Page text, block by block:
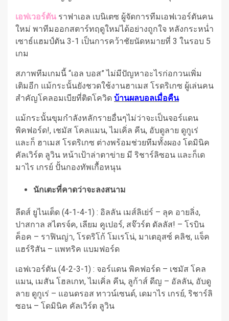
เอฟเวอร์ตัน ราฟาเอล เบนิเตซ ผู้จัดการทีมเอฟเวอร์ตันคน
ใหม่ พาทีมออกสตาร์ทฤดูใหม่ได้อย่างถูกใจ หลังกระหน่ำ
เซาธ์แฮมป์ตัน 3-1 เป็นการคว้าชัยนัดหมายที่ 3 ในรอบ 5
เกม
สภาพทีมเกมนี้ “เอล บอส” ไม่มีปัญหาอะไรก่อกวนเพิ่ม
เติมอีก แม้กระนั้นยังชวดใช้งานฮาเมส โรดริเกซ ผู้เล่นคน
สำคัญโคลอมเบียที่ติดโควิด บ้านผลบอลเมื่อคืน
แม้กระนั้นขุมกำลังหลักรายอื่นๆไม่ว่าจะเป็นจอร์แดน
พิคฟอร์ด!, เชมัส โคลแมน, ไมเคิ่ล คีน, อับดูลาย ดูกูเร่
และก็ ฮาเมส โรดริเกซ ต่างพร้อมช่วยทีมทั้งผอง โดมินิค
คัลเวิร์ต ลูวิน หน้าเป้าล่าตาข่าย มี ริชาร์ลิซอน และก็เด
มาไร เกรย์ ปั้นกองทัพเกื้อหนุน
นักเตะที่คาดว่าจะลงสนาม
ลีดส์ ยูไนเต็ด (4-1-4-1) : อิลลัน เมส์ลิเย่ร์ – ลุค อายลิ่ง,
ปาสกาล สไตรจ์ค, เลียม คูเปอร์, สจ๊วร์ต ดัลลัส! – โรบิน
ค็อค – ราฟินญ่า, โรดริโก้ โมเรโน่, มาเตอุสซ์ คลิช, แจ็ค
แฮร์ริสัน – แพทริค แบมฟอร์ด
เอฟเวอร์ตัน (4-2-3-1) : จอร์แดน พิคฟอร์ด – เชมัส โคล
แมน, เมสัน โฮลเกท, ไมเคิ่ล คีน, ลูก้าส์ ดีญ – อัลลัน, อับดู
ลาย ดูกูเร่ – แอนดรอส ทาวน์เซนด์, เดมาไร เกรย์, ริชาร์ลิ
ซอน – โดมินิค คัลเวิร์ต ลูวิน